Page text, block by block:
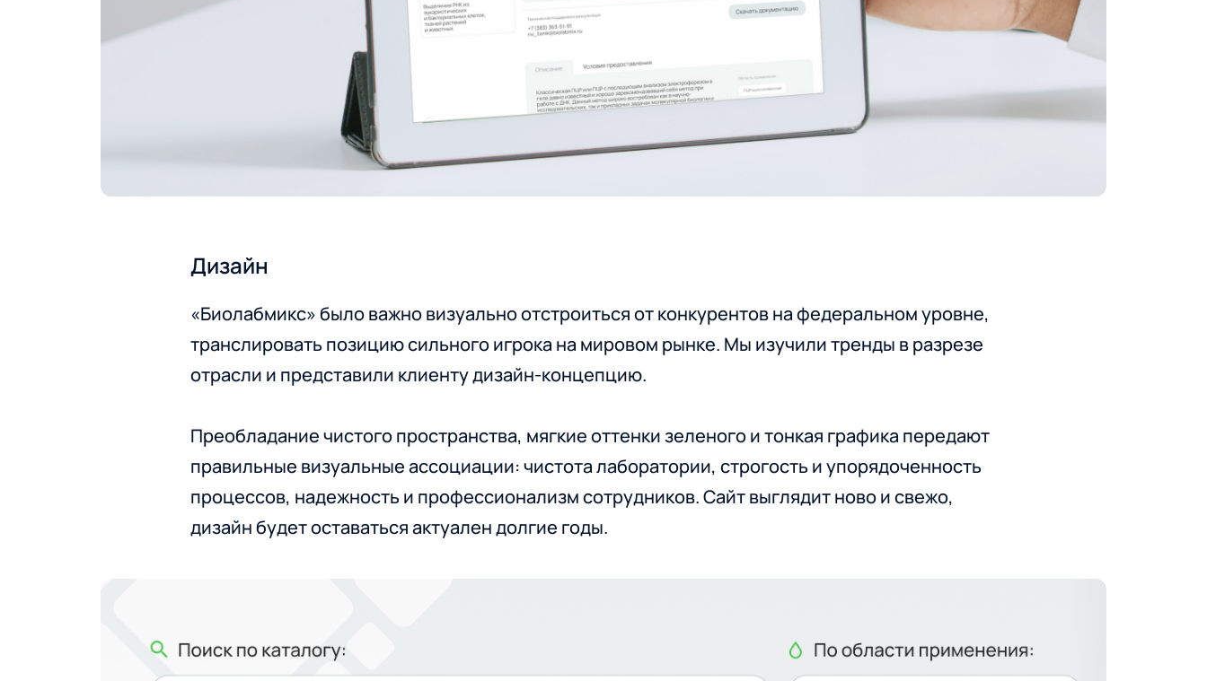
Дизайн
«Биолабмикс» было важно визуально отстроиться от конкурентов на федеральном уровне,
транслировать позицию сильного игрока на мировом рынке. Мы изучили тренды в разрезе
отрасли и представили клиенту дизайн-концепцию.
Преобладание чистого пространства, мягкие оттенки зеленого и тонкая графика передают
правильные визуальные ассоциации: чистота лаборатории, строгость и упорядоченность
процессов, надежность и профессионализм сотрудников. Сайт выглядит ново и свежо,
дизайн будет оставаться актуален долгие годы.